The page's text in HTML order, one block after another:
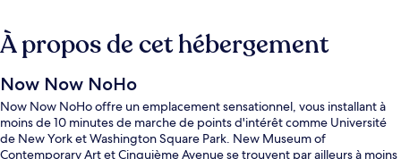
À propos de cet hébergement
Now Now NoHo
Now Now NoHo offre un emplacement sensationnel, vous installant à
moins de 10 minutes de marche de points d'intérêt comme Université
de New York et Washington Square Park. New Museum of
Contemporary Art et Cinquième Avenue se trouvent par ailleurs à moins